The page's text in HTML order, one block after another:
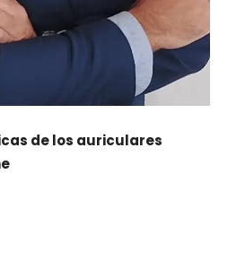
de los auriculares